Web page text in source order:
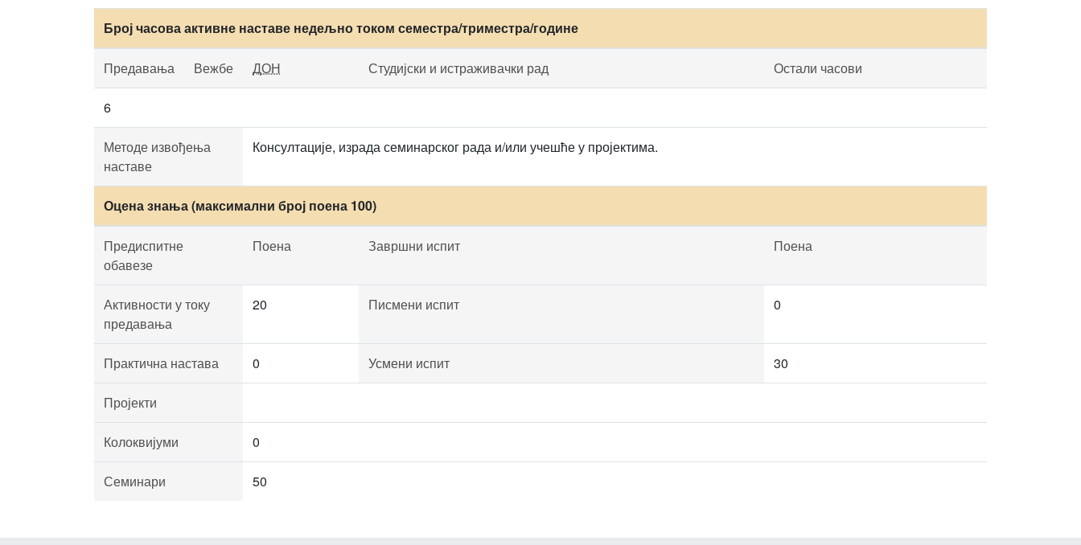
Број часова активне наставе недељно током семестра/триместра/године
Предавања Вежбе ДОН Студијски и истраживачки рад Остали часови
6
Методе извођења
наставе
Консултације, израда семинарског рада и/или учешће у пројектима.
Оцена знања (максимални број поена 100)
Предиспитне
обавезе
Поена Завршни испит Поена
Активности у току
предавања
20 Писмени испит 0
Практична настава 0 Усмени испит 30
Пројекти
Колоквијуми 0
Семинари 50